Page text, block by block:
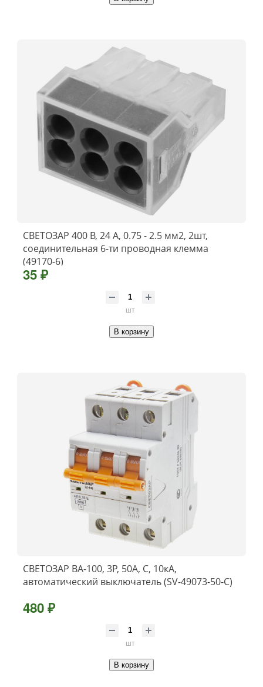
СВЕТОЗАР 400 В, 24 А, 0.75 - 2.5 мм2, 2шт,
соединительная 6-ти проводная клемма
(49170-6)
35 ₽
шт
В корзину
СВЕТОЗАР ВА-100, 3P, 50А, C, 10кА,
автоматический выключатель (SV-49073-50-C)
480 ₽
шт
В корзину